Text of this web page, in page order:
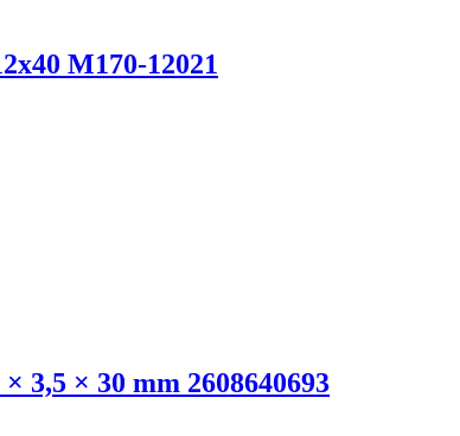
M170-12021
3,5 × 30 mm 2608640693